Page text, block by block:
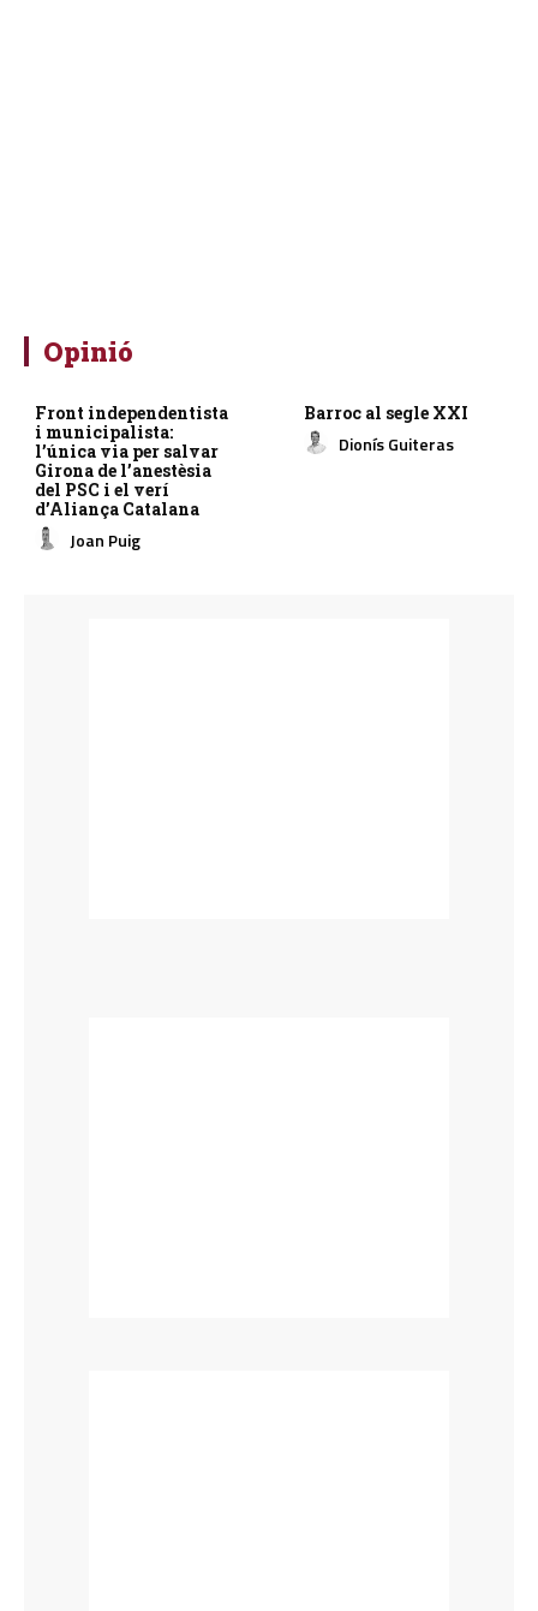
Opinió
Front independentista
i municipalista:
l’única via per salvar
Girona de l’anestèsia
del PSC i el verí
d’Aliança Catalana
Joan Puig
Barroc al segle XXI
Dionís Guiteras